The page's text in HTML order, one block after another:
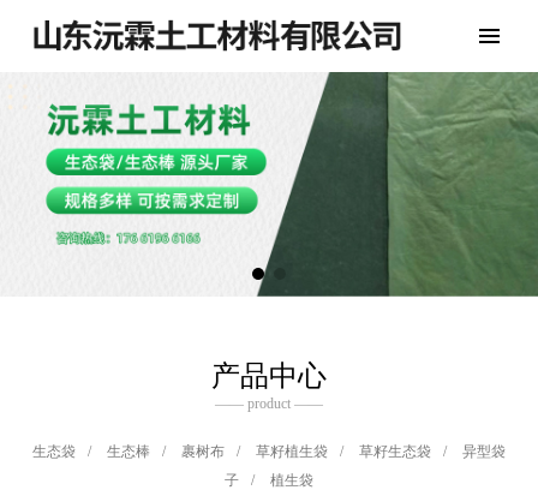
产品中心
—— product ——
生态袋 / 生态棒 / 裹树布 / 草籽植生袋 / 草籽生态袋 /
异型袋
子
/ 植生袋